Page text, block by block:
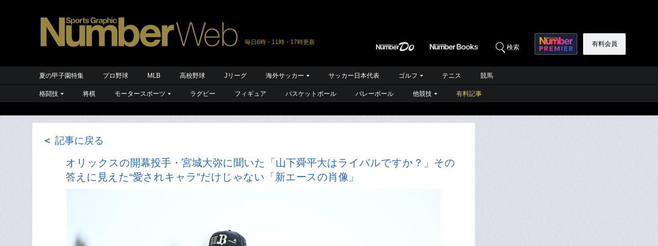
毎日6時・11時・17時更新
検索 有料会員
夏の甲子園特集 プロ野球 MLB 高校野球 Jリーグ 海外サッカー サッカー日本代表 ゴルフ テニス 競馬
格闘技 将棋 モータースポーツ ラグビー フィギュア バスケットボール バレーボール 他競技 有料記事
＜ 記事に戻る
オリックスの開幕投手・宮城大弥に聞いた「山下舜平大はライバルですか？」その
答えに見えた“愛されキャラ”だけじゃない「新エースの肖像」